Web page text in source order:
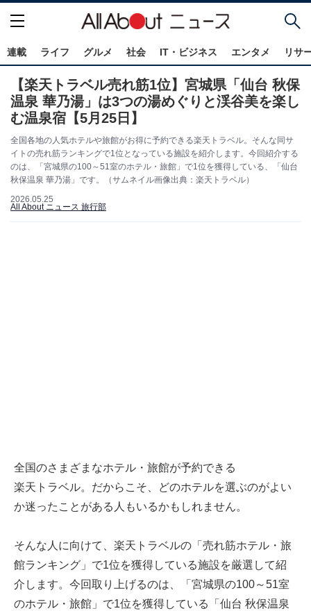
連載 ライフ グルメ 社会 IT・ビジネス エンタメ リサ
【楽天トラベル売れ筋1位】宮城県「仙台 秋保
温泉 華乃湯」は3つの湯めぐりと渓谷美を楽し
む温泉宿【5月25日】
全国各地の人気ホテルや旅館がお得に予約できる楽天トラベル。そんな同サ
イトの売れ筋ランキングで1位となっている施設を紹介します。今回紹介する
のは、「宮城県の100～51室のホテル・旅館」で1位を獲得している、「仙台
秋保温泉 華乃湯」です。（サムネイル画像出典：楽天トラベル）
2026.05.25
All About ニュース 旅行部
全国のさまざまなホテル・旅館が予約できる
楽天トラベル。だからこそ、どのホテルを選ぶのがよい
か迷ったことがある人もいるかもしれません。
そんな人に向けて、 楽天トラベルの「売れ筋ホテル・旅
館ランキング」で1位を獲得している施設を厳選して紹
介します。今回取り上げるのは、「宮城県の100～51室
のホテル・旅館」で1位を獲得している「仙台 秋保温泉